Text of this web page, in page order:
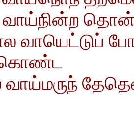
வாய்நின்ற
வாயெட்டுப்
வாய்மருந்